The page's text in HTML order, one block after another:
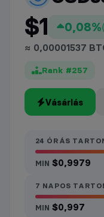
$1 0,08%
≈ 0,00001537
Rank #257
Vásárlás
24 ÓRÁS
MIN $0,9979
7 NAPOS
MIN $0,997